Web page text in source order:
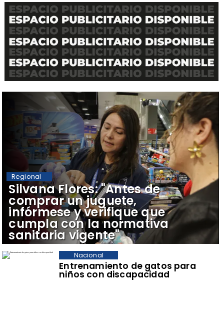
Entrenamiento de gatos para
niños con discapacidad
Nacional
​Silvana Flores: "Antes de
comprar un juguete,
infórmese y verifique que
cumpla con la normativa
sanitaria vigente"
Regional